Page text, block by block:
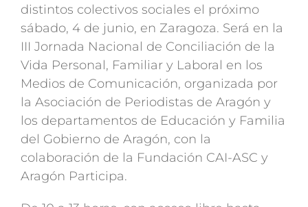
distintos colectivos sociales el próximo
sábado, 4 de junio, en Zaragoza. Será en la
III Jornada Nacional de Conciliación de la
Vida Personal, Familiar y Laboral en los
Medios de Comunicación, organizada por
la Asociación de Periodistas de Aragón y
los departamentos de Educación y Familia
del Gobierno de Aragón, con la
colaboración de la Fundación CAI-ASC y
Aragón Participa.